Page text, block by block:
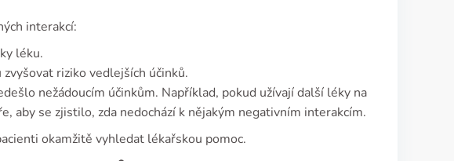
interakcí:
léku.
riziko vedlejších účinků.
nežádoucím účinkům. Například, pokud užívají další léky na
aby se zjistilo, zda nedochází k nějakým negativním interakcím.
okamžitě vyhledat lékařskou pomoc.